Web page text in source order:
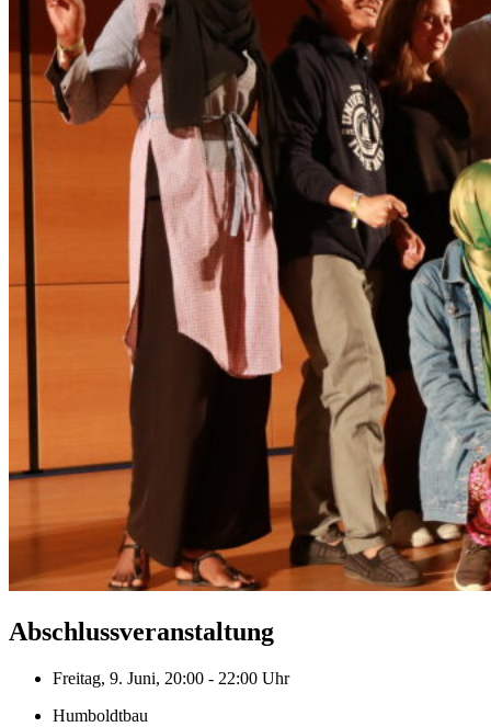
Abschlussveranstaltung
Freitag, 9. Juni, 20:00 - 22:00 Uhr
Humboldtbau